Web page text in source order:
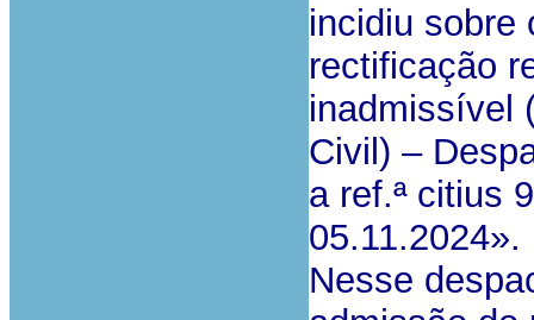
incidiu sobre
rectificação
inadmissível
Civil) –
a ref.ª citius
05.11.2024».
Nesse